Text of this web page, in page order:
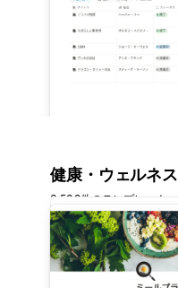
健康・ウェルネス
3,539件のテンプレート